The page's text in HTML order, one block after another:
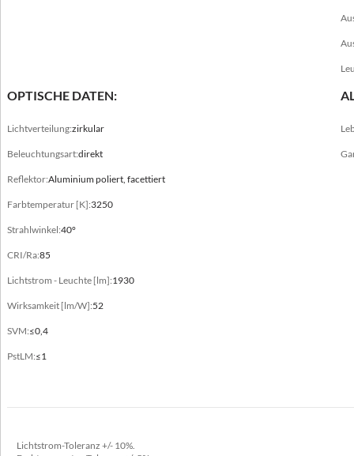
OPTISCHE DATEN:
Lichtverteilung:zirkular
Beleuchtungsart:direkt
Reflektor:Aluminium poliert, facettiert
Farbtemperatur [K]:3250
Strahlwinkel:40°
CRI/Ra:85
Lichtstrom - Leuchte [lm]:1930
Wirksamkeit [lm/W]:52
SVM:≤0,4
PstLM:≤1
Lichtstrom-Toleranz +/- 10%.
Elektrischer Anschluss
Strom
Lichtquelle
Leuchtmittel